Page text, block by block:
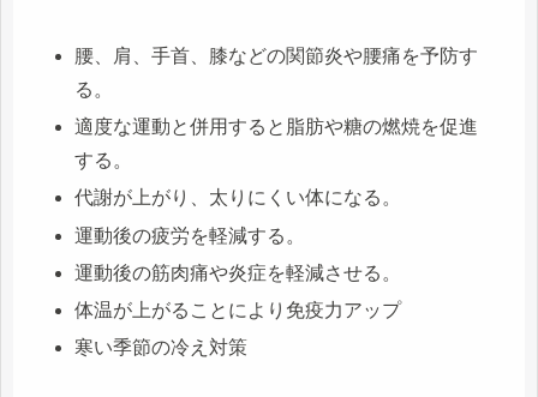
腰、肩、手首、膝などの関節炎や腰痛を予防す
る。
適度な運動と併用すると脂肪や糖の燃焼を促進
する。
代謝が上がり、太りにくい体になる。
運動後の疲労を軽減する。
運動後の筋肉痛や炎症を軽減させる。
体温が上がることにより免疫力アップ
寒い季節の冷え対策